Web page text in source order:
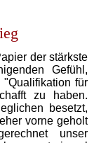
der stärkste
Gefühl,
für
zu haben.
besetzt,
vorne geholt
unser